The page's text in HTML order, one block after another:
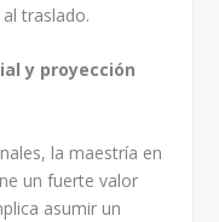
traslado.
y proyección
la maestría en
un fuerte valor
asumir un